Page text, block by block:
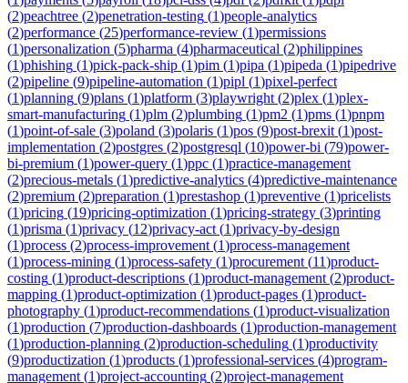
(2)peachtree (2)penetration-testing (1)people-analytics
(2)performance (25)performance-review (1)permissions
(1)personalization (5)pharma (4)pharmaceutical (2)philippines
(1)phishing (1)pick-pack-ship (1)pim (1)pipa (1)pipeda (1)pipedrive
(2)pipeline (9)pipeline-automation (1)pipl (1)pixel-perfect
(1)planning (9)plans (1)platform (3)playwright (2)plex (1)plex-
smart-manufacturing (1)plm (2)plumbing (1)pm2 (1)pms (1)pnpm
(1)point-of-sale (3)poland (3)polaris (1)pos (9)post-brexit (1)post-
implementation (2)postgres (2)postgresql (10)power-bi (79)power-
bi-premium (1)power-query (1)ppc (1)practice-management
(2)precious-metals (1)predictive-analytics (4)predictive-maintenance
(2)premium (2)preparation (1)prestashop (1)preventive (1)pricelists
(1)pricing (19)pricing-optimization (1)pricing-strategy (3)printing
(1)prisma (1)privacy (12)privacy-act (1)privacy-by-design
(1)process (2)process-improvement (1)process-management
(1)process-mining (1)process-safety (1)procurement (11)product-
costing (1)product-descriptions (1)product-management (2)product-
mapping (1)product-optimization (1)product-pages (1)product-
photography (1)product-recommendations (1)product-visualization
(1)production (7)production-dashboards (1)production-management
(1)production-planning (2)production-scheduling (1)productivity
(9)productization (1)products (1)professional-services (4)program-
management (1)project-accounting (2)project-management